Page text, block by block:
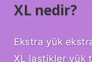
XL nedir?
Ekstra yük
XL lastikler yük